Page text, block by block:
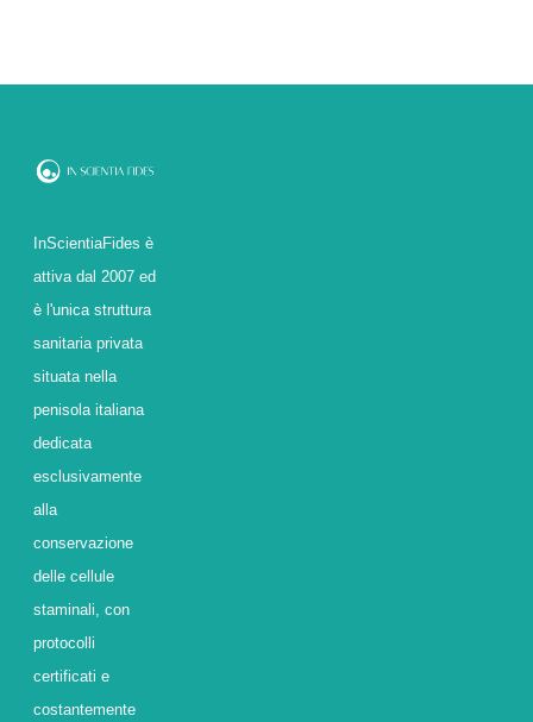
InScientiaFides è
attiva dal 2007 ed
è l'unica struttura
sanitaria privata
situata nella
penisola italiana
dedicata
esclusivamente
alla
conservazione
delle cellule
staminali, con
protocolli
certificati e
costantemente